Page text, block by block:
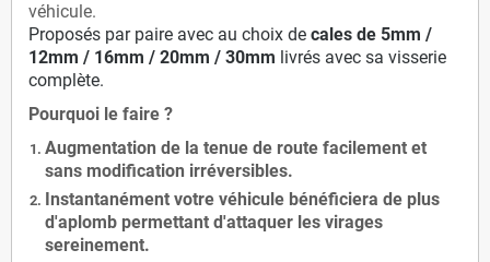
véhicule.
Proposés par paire avec au choix de cales de 5mm /
12mm / 16mm / 20mm / 30mm livrés avec sa visserie
complète.
Pourquoi le faire ?
Augmentation de la tenue de route facilement et
sans modification irréversibles.
Instantanément votre véhicule bénéficiera de plus
d'aplomb permettant d'attaquer les virages
sereinement.